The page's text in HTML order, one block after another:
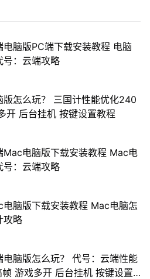
电脑版PC端下载安装教程 电脑
号：云端攻略
版怎么玩？ 三国计性能优化240
开 后台挂机 按键设置教程
Mac电脑版下载安装教程 Mac电
号：云端攻略
电脑版下载安装教程 Mac电脑怎
攻略
电脑版怎么玩？ 代号：云端性能
游戏多开 后台挂机 按键设置